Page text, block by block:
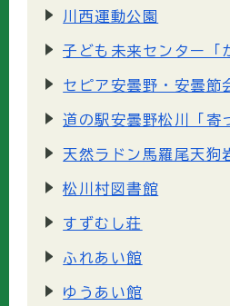
川西運動公園
子ども未来センター「
セピア安曇野・安曇節
道の駅安曇野松川「寄
松川村図書館
すずむし荘
ふれあい館
ゆうあい館